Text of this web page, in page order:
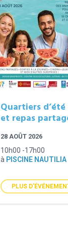
Quartiers d’été
et repas
28 AOÛT 2026
10h00 -17h00
à PISCINE NAUTILIA
PLUS